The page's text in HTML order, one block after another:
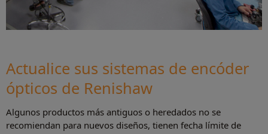
Actualice sus sistemas de encóder
ópticos de Renishaw
Algunos productos más antiguos o heredados no se
recomiendan para nuevos diseños, tienen fecha límite de